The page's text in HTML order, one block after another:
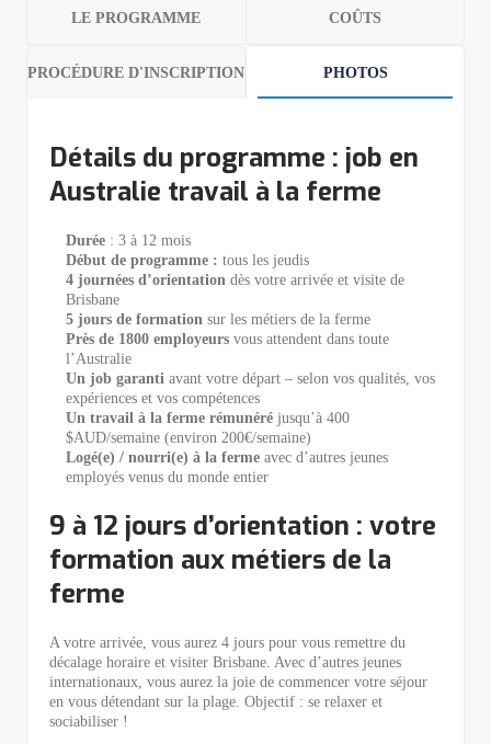
LE PROGRAMME COÛTS
PROCÉDURE D'INSCRIPTION PHOTOS
Détails du programme : job en
Australie travail à la ferme
Durée: 3 à 12 mois
Début de programme : tous les jeudis
4 journées d’orientation dès votre arrivée et visite de
Brisbane
5 jours de formationsur les métiers de la ferme
Près de 1800 employeursvous attendent dans toute
l’Australie
Un job garantiavant votre départ – selon vos qualités, vos
expériences et vos compétences
Un travail à la ferme rémunéré jusqu’à 400
$AUD/semaine (environ 200€/semaine)
Logé(e) / nourri(e) à la fermeavec d’autres jeunes
employés venus du monde entier
9 à 12 jours d’orientation : votre
formation aux métiers de la
ferme
A votre arrivée, vous aurez 4 jours pour vous remettre du
décalage horaire et visiter Brisbane. Avec d’autres jeunes
internationaux, vous aurez la joie de commencer votre séjour
en vous détendant sur la plage. Objectif : se relaxer et
sociabiliser !